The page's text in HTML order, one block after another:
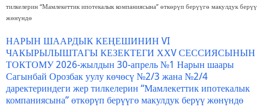
тилкелерин “Мамлекеттик ипотекалык компаниясына” өткөрүп берүүгө макулдук берүү
жөнүндө
НАРЫН ШААРДЫК КЕҢЕШИНИН VI
ЧАКЫРЫЛЫШТАГЫ КЕЗЕКТЕГИ ХХV СЕССИЯСЫНЫН
ТОКТОМУ 2026-жылдын 30-апрель №1 Нарын шаары
Сагынбай Орозбак уулу көчөсү №2/3 жана №2/4
даректериндеги жер тилкелерин “Мамлекеттик ипотекалык
компаниясына” өткөрүп берүүгө макулдук берүү жөнүндө